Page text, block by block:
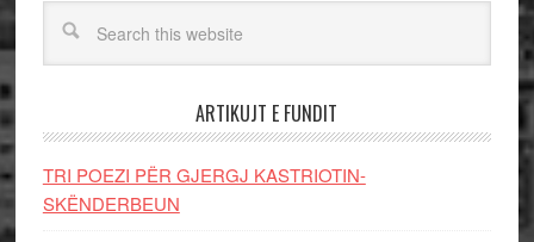
ARTIKUJT E FUNDIT
TRI POEZI PËR GJERGJ KASTRIOTIN-
SKËNDERBEUN